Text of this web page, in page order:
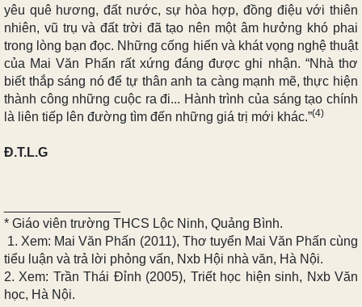
yêu quê hương, đất nước, sự hòa hợp, đồng điệu với thiên
nhiên, vũ trụ và đất trời đã tạo nên một âm hưởng khó phai
trong lòng bạn đọc. Những cống hiến và khát vọng nghệ thuật
của Mai Văn Phấn rất xứng đáng được ghi nhận. “Nhà thơ
biết thắp sáng nó để tự thân anh ta càng mạnh mẽ, thực hiện
thành công những cuộc ra đi... Hành trình của sáng tạo chính
là liên tiếp lên đường tìm đến những giá trị mới khác.”(4)
Đ.T.L.G
* Giáo viên trường THCS Lộc Ninh, Quảng Bình.
1. Xem: Mai Văn Phấn (2011), Thơ tuyển Mai Văn Phấn cùng
tiểu luận và trả lời phỏng vấn, Nxb Hội nhà văn, Hà Nội.
2. Xem: Trần Thái Đỉnh (2005), Triết học hiện sinh, Nxb Văn
học, Hà Nội.